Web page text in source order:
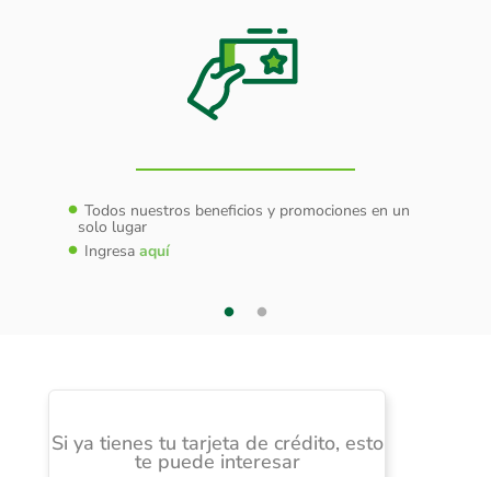
Todos nuestros beneficios y promociones en un
solo lugar
Ingresa aquí
Si ya tienes tu tarjeta de crédito, esto
te puede interesar